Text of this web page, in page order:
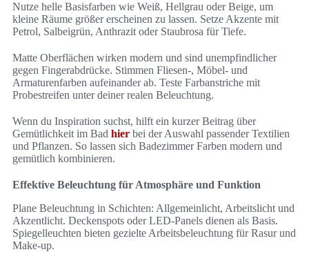
Nutze helle Basisfarben wie Weiß, Hellgrau oder Beige, um
kleine Räume größer erscheinen zu lassen. Setze Akzente mit
Petrol, Salbeigrün, Anthrazit oder Staubrosa für Tiefe.
Matte Oberflächen wirken modern und sind unempfindlicher
gegen Fingerabdrücke. Stimmen Fliesen-, Möbel- und
Armaturenfarben aufeinander ab. Teste Farbanstriche mit
Probestreifen unter deiner realen Beleuchtung.
Wenn du Inspiration suchst, hilft ein kurzer Beitrag über
Gemütlichkeit im Bad hier bei der Auswahl passender Textilien
und Pflanzen. So lassen sich Badezimmer Farben modern und
gemütlich kombinieren.
Effektive Beleuchtung für Atmosphäre und Funktion
Plane Beleuchtung in Schichten: Allgemeinlicht, Arbeitslicht und
Akzentlicht. Deckenspots oder LED-Panels dienen als Basis.
Spiegelleuchten bieten gezielte Arbeitsbeleuchtung für Rasur und
Make-up.